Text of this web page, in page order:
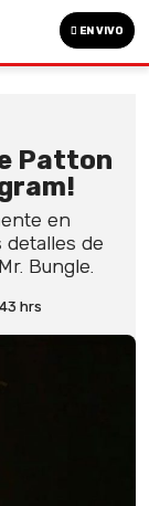
EN VIVO
Patton
en
detalles de
Bungle.
hrs